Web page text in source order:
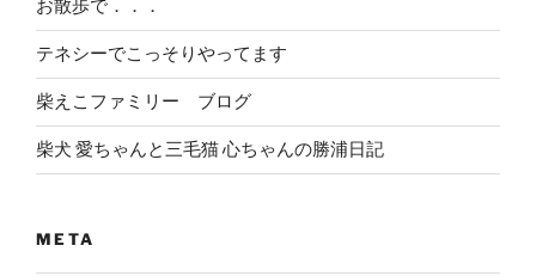
お散歩で．．．
テネシーでこっそりやってます
柴えこファミリー ブログ
柴犬 愛ちゃんと三毛猫 心ちゃんの勝浦日記
META